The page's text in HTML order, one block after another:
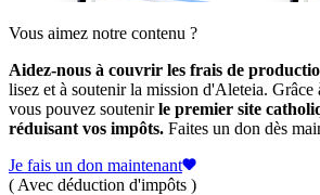
Vous aimez notre contenu ?
Aidez-nous à couvrir les frais de
lisez et à soutenir la mission d'Aleteia. Grâce
vous pouvez soutenirle premier site
réduisant vos impôts. Faites un don dès
Je fais un don maintenant
( Avec déduction d'impôts )